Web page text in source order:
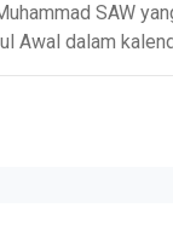
SAW
Awal dalam